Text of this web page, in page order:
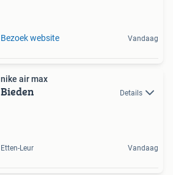
Bezoek website Vandaag
nike air max
Bieden Details
Etten-Leur Vandaag